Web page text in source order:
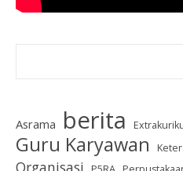
Asrama berita
Guru Karyawan
Organisasi